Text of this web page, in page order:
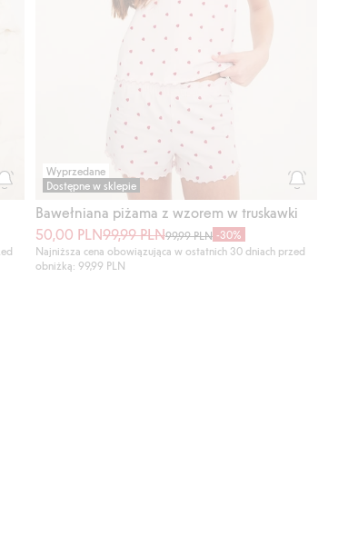
Wyprzedane
Dostępne w sklepie
Bawełniana piżama z wzorem w truskawki
50,00 PLN99,99 PLN99,99 PLN -30%
Najniższa cena obowiązująca w ostatnich 30 dniach przed
obniżką: 99,99 PLN